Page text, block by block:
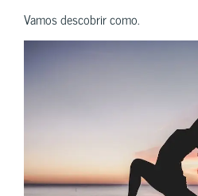
Vamos descobrir como.